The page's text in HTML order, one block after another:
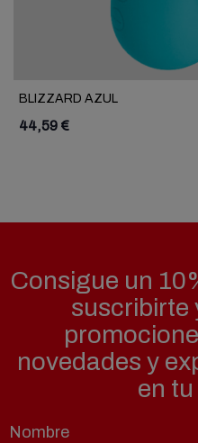
BLIZZARD AZUL
44,59 €
Consigue un
suscribirte
novedades y
en
Nombre